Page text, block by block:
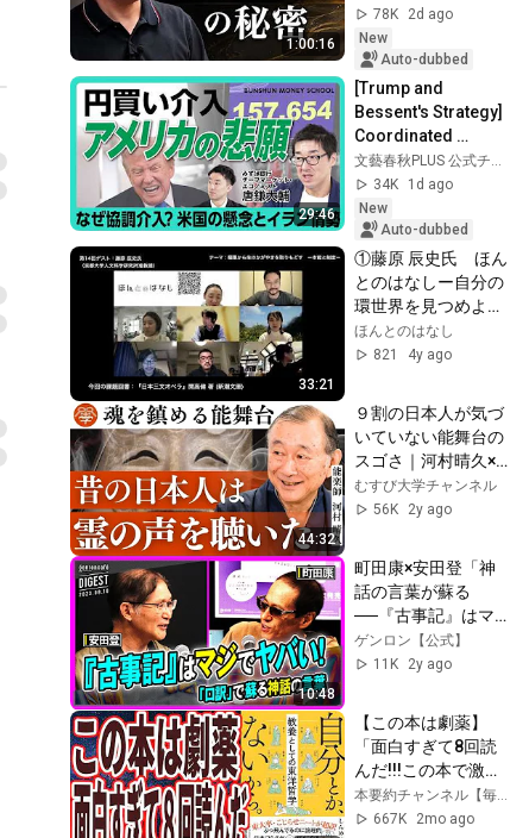
1:00:16
Resilience and the
True Nature of
Uniqu...
78K
2d ago
New
Auto-dubbed
29:46
[Trump and
Bessent's Strategy]
Coordinated
Intervention
Leading to a
Stronger Yen | Can
the Weak ...
34K
1d ago
New
Auto-dubbed
33:21
①藤原 辰史氏　ほん
とのはなしー自分の
環世界を見つめよう
ー
ほんとのはなし
821
4y ago
44:32
９割の日本人が気づ
いていない能舞台の
スゴさ｜河村晴久×
川嶋政輝
むすび大学チャンネル
56K
2y ago
10:48
町田康×安田登「神
話の言葉が蘇る
──『古事記』はマ
ジでヤバい！」
(2023/8/10収録)ダ
@machidakoujoho
@eutonie #ゲンロ
ン230810
ゲンロン【公式】
11K
2y ago
【この本は劇薬】
「面白すぎて8回読
んだ!!!この本で激変
する人、めっちゃ多
いだろうな..自分と
667K
2mo ago